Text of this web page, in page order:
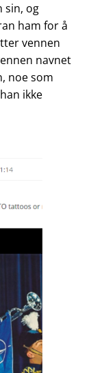
sin, og
ham for å
vennen
navnet
noe som
ikke